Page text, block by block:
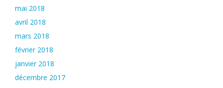
mai 2018
avril 2018
mars 2018
février 2018
janvier 2018
décembre 2017